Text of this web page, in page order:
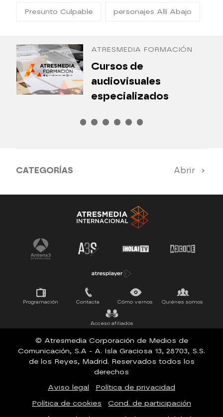
Presunto Culpable personajes Allí Abajo
ATRESMEDIA FORMACIÓN
Cursos de
audiovisuales
especializados
CATEGORÍAS Abrir
SERIES 100% EN ESPAÑOL ESTRENOS
SUEÑOS DE LIBERTAD
Programación Contacta Cómo vernos Quiénes somos
Acceso afiliados
© Atresmedia Corporación de Medios de
Comunicación, S.A - A. Isla Graciosa 13, 28703, S.S.
de los Reyes, Madrid. Reservados todos los
derechos
Aviso legal
Política de privacidad
Política de cookies
Cond. de participación